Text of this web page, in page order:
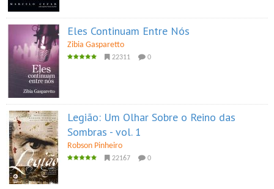
Eles Continuam Entre Nós
Zibia Gasparetto
22311 0
Legião: Um Olhar Sobre o Reino das
Sombras - vol. 1
Robson Pinheiro
22167 0